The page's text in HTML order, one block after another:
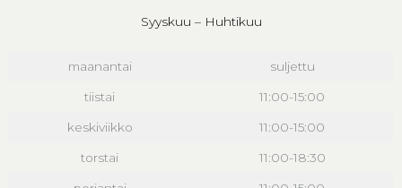
Syyskuu – Huhtikuu
maanantai suljettu
tiistai 11:00-15:00
keskiviikko 11:00-15:00
torstai 11:00-18:30